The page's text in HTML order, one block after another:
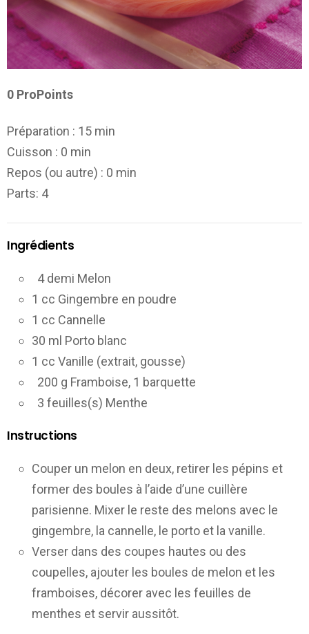
0 ProPoints
Préparation : 15 min
Cuisson : 0 min
Repos (ou autre) : 0 min
Parts: 4
Ingrédients
4 demi Melon
1 cc Gingembre en poudre
1 cc Cannelle
30 ml Porto blanc
1 cc Vanille (extrait, gousse)
200 g Framboise, 1 barquette
3 feuilles(s) Menthe
Instructions
Couper un melon en deux, retirer les pépins et
former des boules à l’aide d’une cuillère
parisienne. Mixer le reste des melons avec le
gingembre, la cannelle, le porto et la vanille.
Verser dans des coupes hautes ou des
coupelles, ajouter les boules de melon et les
framboises, décorer avec les feuilles de
menthes et servir aussitôt.